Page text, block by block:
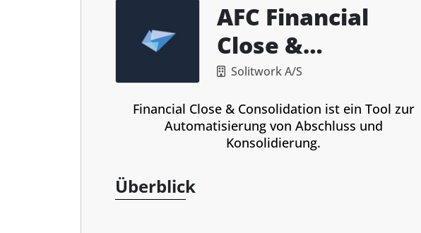
AFC Financial
Close &
Consolidation
Solitwork A/S
Financial Close & Consolidation ist ein Tool zur
Automatisierung von Abschluss und
Konsolidierung.
Überblick